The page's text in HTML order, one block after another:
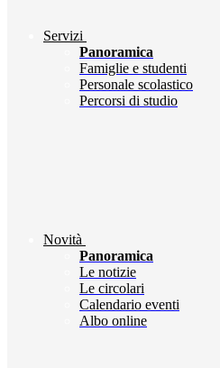
Servizi
Panoramica
Famiglie e studenti
Personale scolastico
Percorsi di studio
Novità
Panoramica
Le notizie
Le circolari
Calendario eventi
Albo online